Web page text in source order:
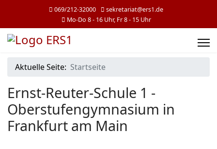
069/212-32000
sekretariat@ers1.de
Mo-Do 8 - 16 Uhr, Fr 8 - 15 Uhr
Aktuelle Seite: Startseite
Ernst-Reuter-Schule 1 -
Oberstufengymnasium in
Frankfurt am Main